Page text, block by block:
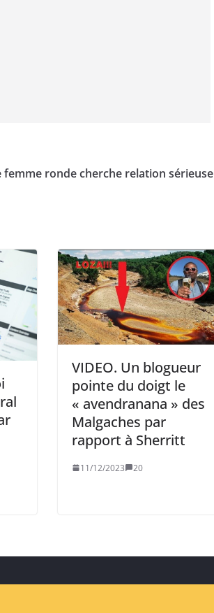
femme ronde cherche relation sérieuse
VIDEO. Un blogueur
pointe du doigt le
« avendranana » des
Malgaches par
rapport à Sherritt
11/12/2023 20